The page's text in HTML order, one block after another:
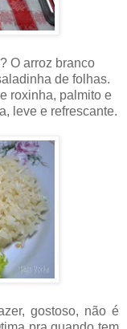
O arroz branco
de folhas.
roxinha, palmito e
leve e refrescante.
gostoso, não é